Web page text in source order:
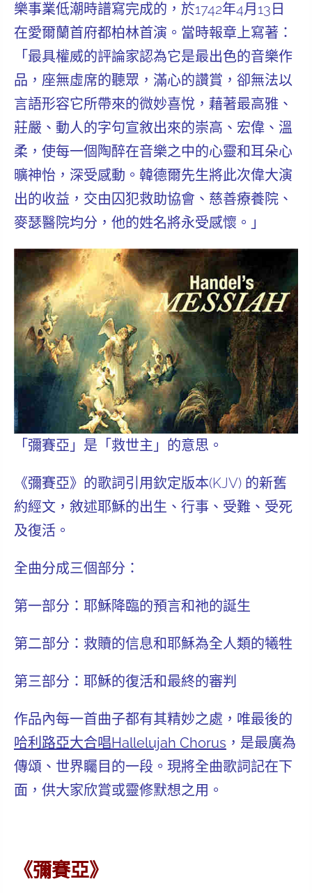
樂事業低潮時譜寫完成的，於1742年4月13日
在愛爾蘭首府都柏林首演。當時報章上寫著：
「最具權威的評論家認為它是最出色的音樂作
品，座無虛席的聽眾， 滿心的讚賞，卻無法以
言語形容它所帶來的微妙喜悅，藉著最高雅、
莊嚴、動人的字句宣敘出來的崇高、宏偉、溫
柔，使每一個陶醉在音樂之中的心靈和耳朵心
曠神怡，深受感動。 韓德爾先生將此次偉大演
出的收益，交由囚犯救助協會、慈善療養院、
麥瑟醫院均分，他的姓名將永受感懷。」
「彌賽亞」是「救世主」的意思。
《彌賽亞》的歌詞引用欽定版本(KJV) 的新舊
約經文，敘述耶穌的出生、行事、受難、受死
及復活。
全曲分成三個部分：
第一部分：耶穌降臨的預言和祂的誕生
第二部分：救贖的信息和耶穌為全人類的犧牲
第三部分：耶穌的復活和最終的審判
作品內每一首曲子都有其精妙之處，唯最後的
哈利路亞大合唱Hallelujah Chorus ，是最廣為
傳頌、世界矚目的一段。現將全曲歌詞記在下
面，供大家欣賞或靈修默想之用。
《彌賽亞》